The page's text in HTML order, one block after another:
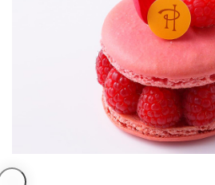
カフェ・ラウンジ
SATSUKI
ガーデンラウ
ンジ
ミルクホール